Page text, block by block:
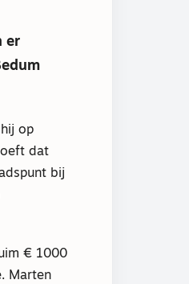
er
op
dat
bij
€ 1000
Marten